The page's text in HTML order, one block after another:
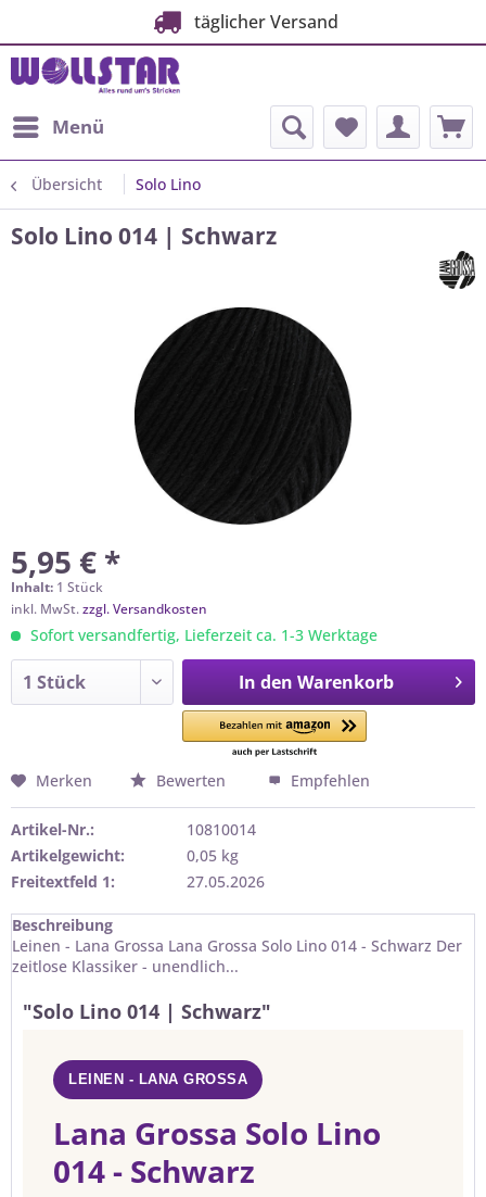
täglicher Versand
Menü
Übersicht Solo Lino
Solo Lino 014 | Schwarz
5,95 € *
Inhalt: 1 Stück
inkl. MwSt.zzgl. Versandkosten
Sofort versandfertig, Lieferzeit ca. 1-3 Werktage
In den Warenkorb
Merken Bewerten Empfehlen
Artikel-Nr.:
10810014
Artikelgewicht:
0,05 kg
Freitextfeld 1:
27.05.2026
Beschreibung
Leinen - Lana Grossa Lana Grossa Solo Lino 014 - Schwarz Der
zeitlose Klassiker - unendlich...
"Solo Lino 014 | Schwarz"
LEINEN - LANA GROSSA
Lana Grossa Solo Lino
014 - Schwarz